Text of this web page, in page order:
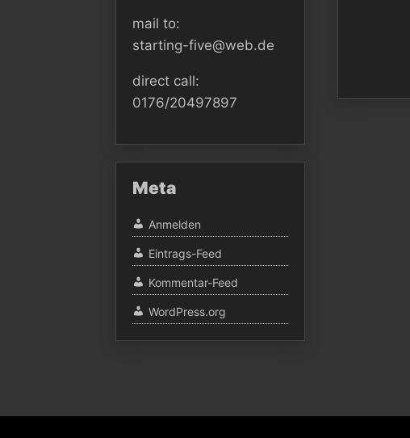
mail to:
starting-five@web.de
direct call:
0176/20497897
Meta
Anmelden
Eintrags-Feed
Kommentar-Feed
WordPress.org